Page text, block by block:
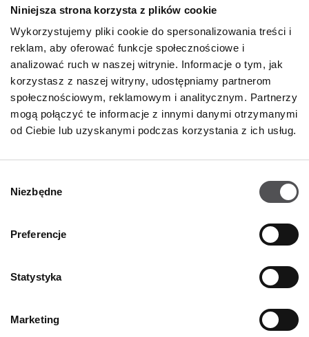
Niniejsza strona korzysta z plików cookie
Wykorzystujemy pliki cookie do spersonalizowania treści i
reklam, aby oferować funkcje społecznościowe i
analizować ruch w naszej witrynie. Informacje o tym, jak
korzystasz z naszej witryny, udostępniamy partnerom
społecznościowym, reklamowym i analitycznym. Partnerzy
mogą połączyć te informacje z innymi danymi otrzymanymi
od Ciebie lub uzyskanymi podczas korzystania z ich usług.
zgody
Niezbędne
Preferencje
Statystyka
Marketing
GODZINY OTWARCIA
Poniedziałek
09:00 - 21:00
Środa
09:00 - 21:00
Czwartek
09:00 - 21:00
Piątek
09:00 - 21:00
Sobota
09:00 - 21:00
Więcej informacji
Designer Outlet Gdańsk
+48 58 320 99 44